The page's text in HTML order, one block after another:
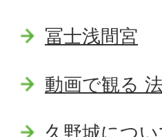
冨士浅間宮
動画で観る
久野城につい